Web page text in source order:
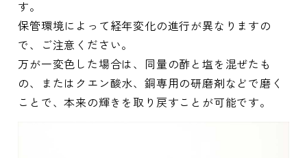
す。
保管環境によって経年変化の進行が異なりますの
で、ご注意ください。
万が一変色した場合は、同量の酢と塩を混ぜたも
の、またはクエン酸水、銅専用の研磨剤などで磨く
ことで、本来の輝きを取り戻すことが可能です。